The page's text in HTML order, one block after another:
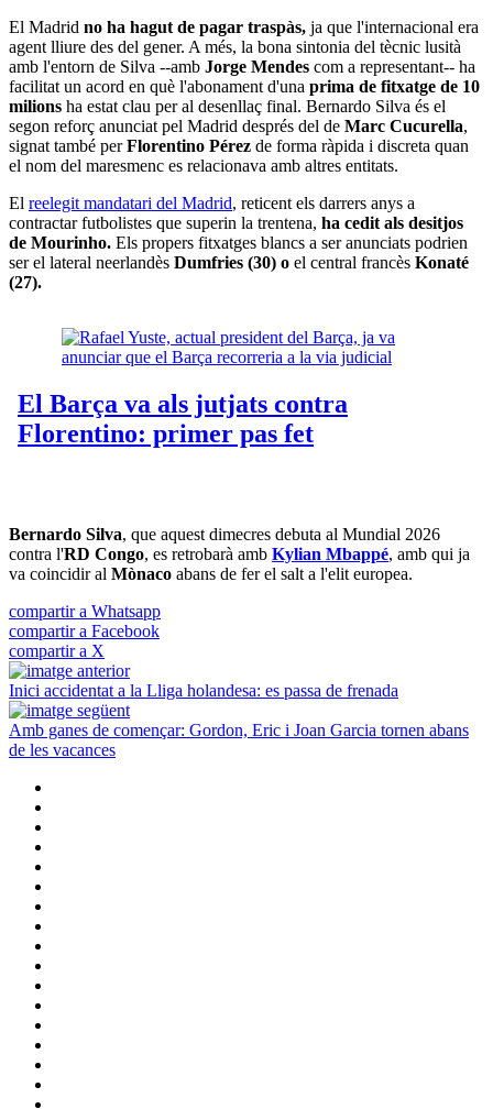
El Madrid no ha hagut de pagar traspàs, ja que l'internacional era
agent lliure des del gener. A més, la bona sintonia del tècnic lusità
amb l'entorn de Silva --amb Jorge Mendes com a representant-- ha
facilitat un acord en què l'abonament d'una prima de fitxatge de 10
milions ha estat clau per al desenllaç final. Bernardo Silva és el
segon reforç anunciat pel Madrid després del de Marc Cucurella,
signat també perFlorentino Pérez de forma ràpida i discreta quan
el nom del maresmenc es relacionava amb altres entitats.
El reelegit mandatari del Madrid, reticent els darrers anys a
contractar futbolistes que superin la trentena, ha cedit als desitjos
de Mourinho. Els propers fitxatges blancs a ser anunciats podrien
ser el lateral neerlandès Dumfries (30) o el central francès Konaté
(27).
Bernardo Silva, que aquest dimecres debuta al Mundial 2026
contra l'RD Congo, es retrobarà amb Kylian Mbappé, amb qui ja
va coincidir al Mònaco abans de fer el salt a l'elit europea.
compartir a Whatsapp
compartir a Facebook
compartir a X
Inici accidentat a la Lliga holandesa: es passa de frenada
Amb ganes de començar: Gordon, Eric i Joan Garcia tornen abans
de les vacances